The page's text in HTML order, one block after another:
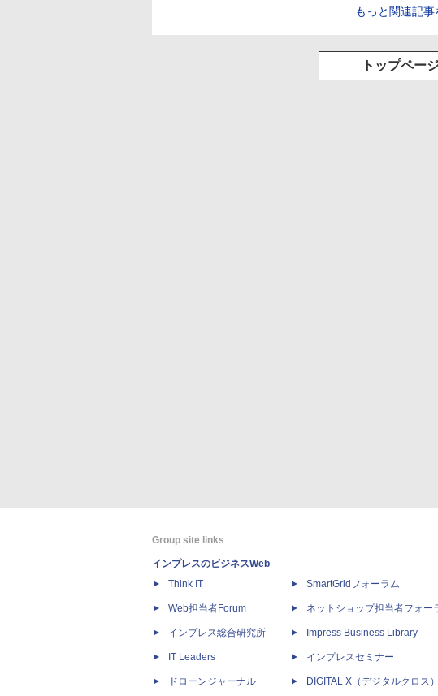
もっと関連記事
トップペー
Group site links
インプレスのビジネスWeb
Think IT
Web担当者Forum
インプレス総合研究所
IT Leaders
ドローンジャーナル
SmartGridフォーラム
ネットショップ担当者フォー
Impress Business Library
インプレスセミナー
DIGITAL X（デジタルクロス）